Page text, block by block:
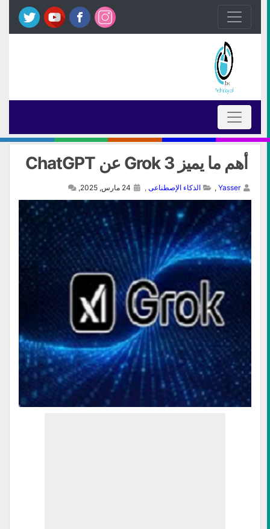
أهم ما يميز Grok 3 عن ChatGPT
Yasser
, الذكاء الإصطناعى ,